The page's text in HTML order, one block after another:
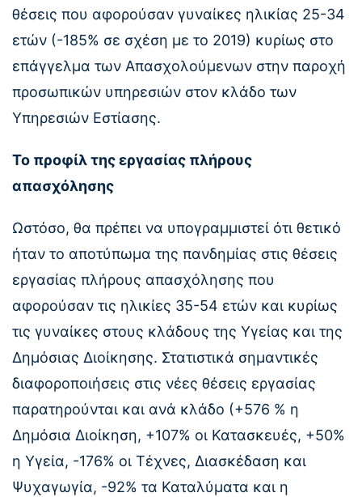
θέσεις που αφορούσαν γυναίκες ηλικίας 25-34
ετών (-185% σε σχέση με το 2019) κυρίως στο
επάγγελμα των Απασχολούμενων στην παροχή
προσωπικών υπηρεσιών στον κλάδο των
Υπηρεσιών Εστίασης.
Το προφίλ της εργασίας πλήρους
απασχόλησης
Ωστόσο, θα πρέπει να υπογραμμιστεί ότι θετικό
ήταν το αποτύπωμα της πανδημίας στις θέσεις
εργασίας πλήρους απασχόλησης που
αφορούσαν τις ηλικίες 35-54 ετών και κυρίως
τις γυναίκες στους κλάδους της Υγείας και της
Δημόσιας Διοίκησης. Στατιστικά σημαντικές
διαφοροποιήσεις στις νέες θέσεις εργασίας
παρατηρούνται και ανά κλάδο (+576 % η
Δημόσια Διοίκηση, +107% οι Κατασκευές, +50%
η Υγεία, -176% οι Τέχνες, Διασκέδαση και
Ψυχαγωγία, -92% τα Καταλύματα και η